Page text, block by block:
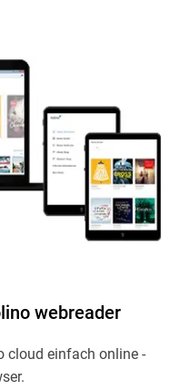
webreader
cloud einfach online -